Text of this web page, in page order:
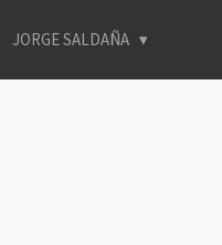
JORGE SALDAÑA